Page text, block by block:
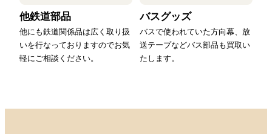
他鉄道部品
他にも鉄道関係品は広く取り扱
いを行なっておりますのでお気
軽にご相談ください。
バスグッズ
バスで使われていた方向幕、放
送テープなどバス部品も買取い
たします。